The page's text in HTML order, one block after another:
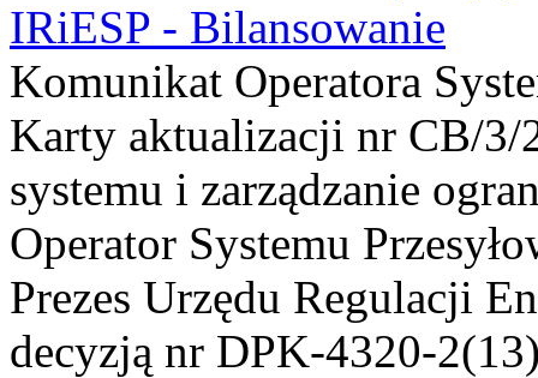
IRiESP - Bilansowanie
Komunikat Operatora
Karty aktualizacji nr CB/3/
systemu i zarządzanie
Operator Systemu
Prezes Urzędu Regulacji
decyzją nr DPK-4320-